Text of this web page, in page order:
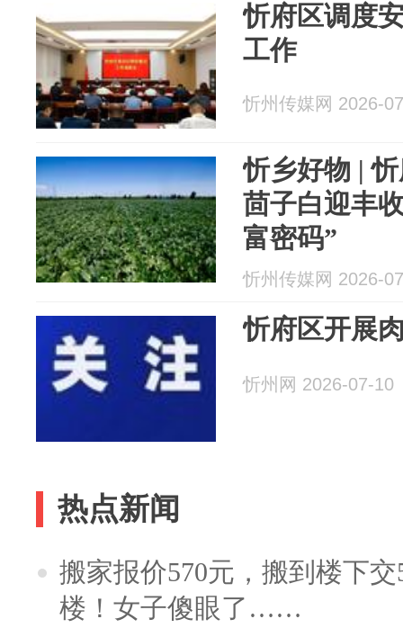
忻府区调度
工作
忻州传媒网 2026-
忻乡好物 |
茴子白迎丰收 一地双收解锁
富密码”
忻州传媒网 2026-
忻府区开展
忻州网 2026-07-10
热点新闻
搬家报价570元，搬到楼下
楼！女子傻眼了……